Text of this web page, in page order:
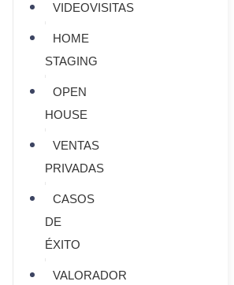
VIDEOVISITAS
HOME
STAGING
OPEN
HOUSE
VENTAS
PRIVADAS
CASOS
DE
ÉXITO
VALORADOR